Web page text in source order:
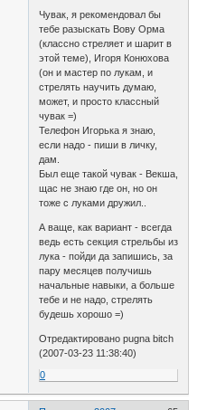
Чувак, я рекомендовал бы
тебе разыскать Вову Орма
(классно стреляет и шарит в
этой теме), Игоря Конюхова
(он и мастер по лукам, и
стрелять научить думаю,
может, и просто классный
чувак =)
Телефон Игорька я знаю,
если надо - пиши в личку,
дам.
Был еще такой чувак - Векша,
щас не знаю где он, но он
тоже с луками дружил..
А ваще, как вариант - всегда
ведь есть секция стрельбы из
лука - пойди да запишись, за
пару месяцев получишь
начальные навыки, а больше
тебе и не надо, стрелять
будешь хорошо =)
Отредактировано pugna bitch
(2007-03-23 11:38:40)
0